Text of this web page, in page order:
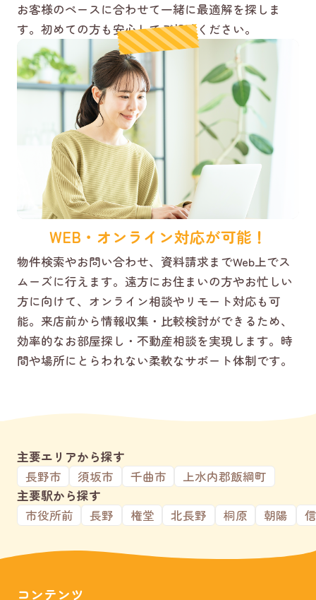
お客様のペースに合わせて一緒に最適解を探しま
す。初めての方も安心してご相談ください。
WEB・オンライン対応が可能！
物件検索やお問い合わせ、資料請求までWeb上でス
ムーズに行えます。遠方にお住まいの方やお忙しい
方に向けて、オンライン相談やリモート対応も可
能。来店前から情報収集・比較検討ができるため、
効率的なお部屋探し・不動産相談を実現します。時
間や場所にとらわれない柔軟なサポート体制です。
主要エリアから探す
長野市
須坂市 千曲市
上水内郡飯綱町
主要駅から探す
市役所前
長野 権堂 北長野 桐原 朝陽
コンテンツ